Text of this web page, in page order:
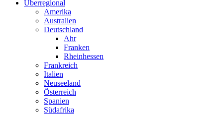
Überregional
Amerika
Australien
Deutschland
Ahr
Franken
Rheinhessen
Frankreich
Italien
Neuseeland
Österreich
Spanien
Südafrika